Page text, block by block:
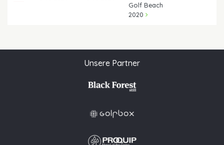
Golf Beach
2020
Unsere Partner